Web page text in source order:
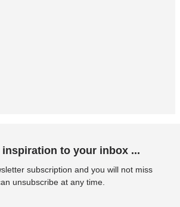
to your inbox ...
subscription and you will not miss
unsubscribe at any time.